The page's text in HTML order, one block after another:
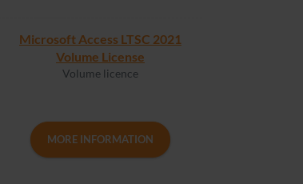
Microsoft Access LTSC 2021
Volume License
Volume licence
MORE INFORMATION